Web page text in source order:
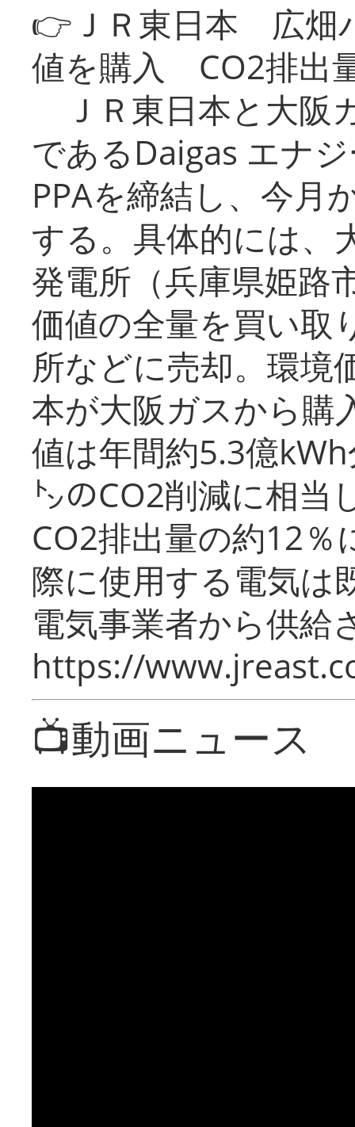
👉ＪＲ東日本 広畑
値を購入 CO2排出
ＪＲ東日本と大阪
であるDaigas エナ
PPAを締結し、今月
する。具体的には、
発電所（兵庫県姫路
価値の全量を買い取
所などに売却。環境
本が大阪ガスから購
値は年間約5.3億
㌧のCO2削減に相当
CO2排出量の約12％
際に使用する電気は
電気事業者から供給
https://
📺動画ニュース